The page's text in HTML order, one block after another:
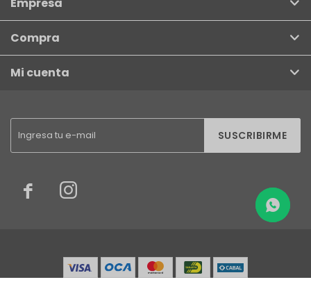
SUSCRIBIRME
 
Compra
Mi cuenta